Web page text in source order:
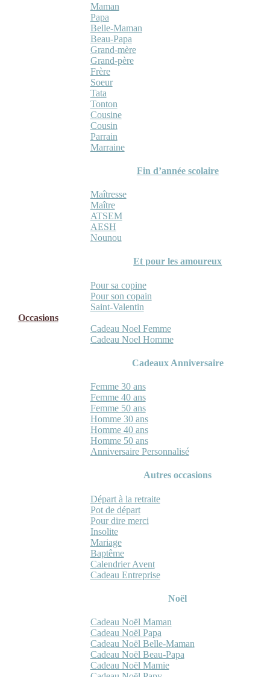
Maman
Papa
Belle-Maman
Beau-Papa
Grand-mère
Grand-père
Frère
Soeur
Tata
Tonton
Cousine
Cousin
Parrain
Marraine
Fin d’année scolaire
Maîtresse
Maître
ATSEM
AESH
Nounou
Et pour les amoureux
Pour sa copine
Pour son copain
Saint-Valentin
Occasions
Cadeau Noel Femme
Cadeau Noel Homme
Cadeaux Anniversaire
Femme 30 ans
Femme 40 ans
Femme 50 ans
Homme 30 ans
Homme 40 ans
Homme 50 ans
Anniversaire Personnalisé
Autres occasions
Départ à la retraite
Pot de départ
Pour dire merci
Insolite
Mariage
Baptême
Calendrier Avent
Cadeau Entreprise
Noël
Cadeau Noël Maman
Cadeau Noël Papa
Cadeau Noël Belle-Maman
Cadeau Noël Beau-Papa
Cadeau Noël Mamie